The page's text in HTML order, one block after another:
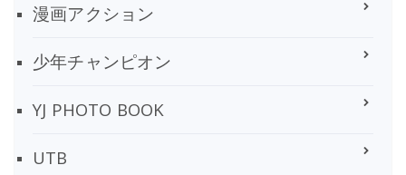
漫画アクション
少年チャンピオン
YJ PHOTO BOOK
UTB